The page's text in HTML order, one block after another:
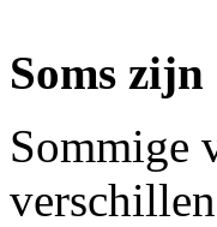
Soms
Sommige